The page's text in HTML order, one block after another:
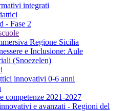
integrati
- Fase 2
Regione Sicilia
e Inclusione: Aule
(Snoezelen)
innovativi 0-6 anni
competenze 2021-2027
e avanzati - Regioni del